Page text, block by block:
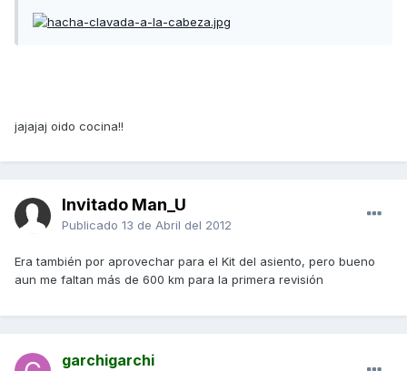
jajajaj oido cocina!!
Invitado Man_U
Publicado 13 de Abril del 2012
Era también por aprovechar para el Kit del asiento, pero bueno
aun me faltan más de 600 km para la primera revisión
garchigarchi